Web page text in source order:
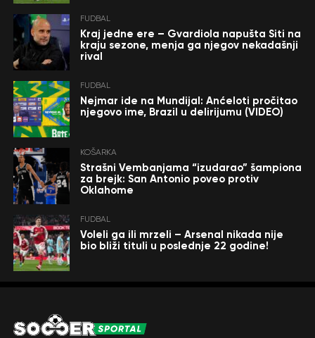
FUDBAL
Kraj jedne ere – Gvardiola napušta Siti na
kraju sezone, menja ga njegov nekadašnji
rival
FUDBAL
Nejmar ide na Mundijal: Anćeloti pročitao
njegovo ime, Brazil u delirijumu (VIDEO)
KOŠARKA
Strašni Vembanjama “izudarao” šampiona
za brejk: San Antonio poveo protiv
Oklahome
FUDBAL
Voleli ga ili mrzeli – Arsenal nikada nije
bio bliži tituli u poslednje 22 godine!